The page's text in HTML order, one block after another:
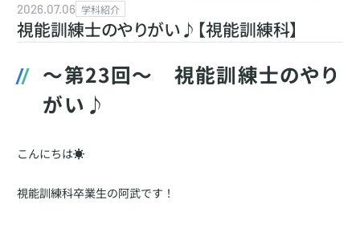
2026.07.06 学科紹介
視能訓練士のやりがい♪【視能訓練科】
～第23回～ 視能訓練士のやり
がい♪
こんにちは☀️
視能訓練科卒業生の阿武です！